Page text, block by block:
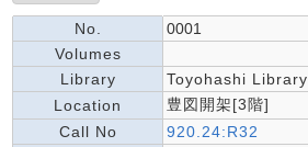
No.
0001
Volumes
Library
Toyohashi Library
Location
豊図開架[3階]
Call No
920.24:R32